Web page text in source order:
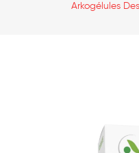
Arkogélules